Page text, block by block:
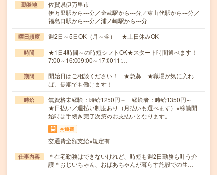
勤務地
佐賀県伊万里市
伊万里駅から---分／金武駅から---分／東山代駅から---分／
福島口駅から---分／浦ノ崎駅から---分
曜日頻度 週2日～5日OK（月～金） ★土日休みOK
時間
★1日4時間～の時短シフトOK★スタート時間選べます！
7:00～16:009:00～17:0011:…
期間
開始日はご相談ください！ ★急募 ★職場が気に入れ
ば、長期でも働けます！
時給
無資格未経験：時給1250円～ 経験者：時給1350円～
★日払い／週払い制度あり（月払いも選べます）※稼働開
始時は手続き完了次第のお支払いとなります。
交通費
交通費全額支給※規定有
仕事内容
＊在宅勤務はできないけれど、時短も週2日勤務も叶う介
護＊おじいちゃん、おばあちゃんが暮らす施設での生…